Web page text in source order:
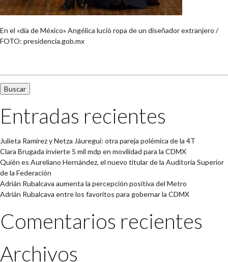
En el «día de México» Angélica lució ropa de un diseñador extranjero /
FOTO: presidencia.gob.mx
Entradas recientes
Julieta Ramírez y Netza Jáuregui: otra pareja polémica de la 4T
Clara Brugada invierte 5 mil mdp en movilidad para la CDMX
Quién es Aureliano Hernández, el nuevo titular de la Auditoría Superior
de la Federación
Adrián Rubalcava aumenta la percepción positiva del Metro
Adrián Rubalcava entre los favoritos para gobernar la CDMX
Comentarios recientes
Archivos